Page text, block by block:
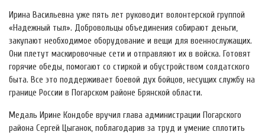
Ирина Васильевна уже пять лет руководит волонтерской группой
«Надежный тыл». Добровольцы объединения собирают деньги,
закупают необходимое оборудование и вещи для военнослужащих.
Они плетут маскировочные сети и отправляют их в войска. Готовят
горячие обеды, помогают со стиркой и обустройством солдатского
быта. Все это поддерживает боевой дух бойцов, несущих службу на
границе России в Погарском районе Брянской области.
Медаль Ирине Кондобе вручил глава администрации Погарского
района Сергей Цыганок, поблагодарив за труд и умение сплотить